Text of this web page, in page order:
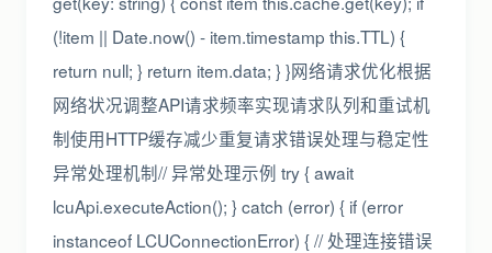
(!item || Date.now() - item.timestamp this.TTL) {
return null; } return item.data; } }网络请求优化根据
网络状况调整API请求频率实现请求队列和重试机
制使用HTTP缓存减少重复请求错误处理与稳定性
异常处理机制// 异常处理示例 try { await
lcuApi.executeAction(); } catch (error) { if (error
instanceof LCUConnectionError) { // 处理连接错误